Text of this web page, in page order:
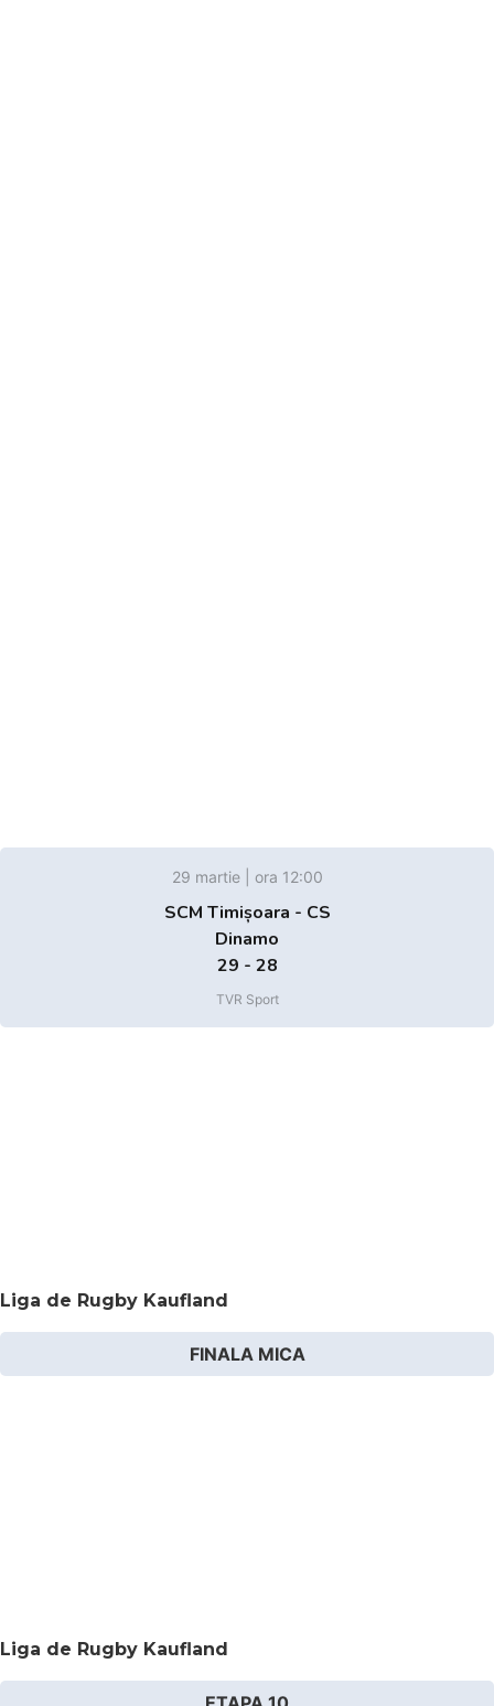
29 martie | ora 12:00
SCM Timișoara - CS
Dinamo
29 - 28
TVR Sport
Liga de Rugby Kaufland
FINALA MICA
Liga de Rugby Kaufland